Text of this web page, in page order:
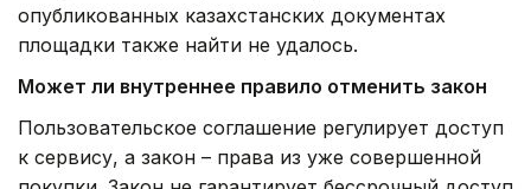
опубликованных казахстанских документах
площадки также найти не удалось.
Может ли внутреннее правило отменить закон
Пользовательское соглашение регулирует доступ
к сервису, а закон – права из уже совершенной